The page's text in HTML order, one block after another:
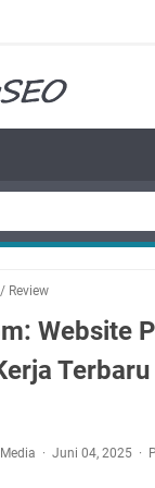
/ Review
Website
Juni 04, 2025